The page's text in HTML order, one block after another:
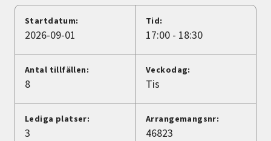
Avdelningar
Lyssna
Startdatum:
2026-09-01
Tid:
17:00 - 18:30
Antal tillfällen:
8
Veckodag:
Tis
Lediga platser:
3
Arrangemangsnr:
46823